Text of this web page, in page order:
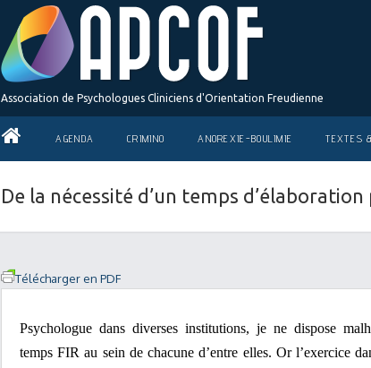
Association de Psychologues Cliniciens d'Orientation Freudienne
AGENDA CRIMINO ANOREXIE-BOULIMIE TEXTES
De la nécessité d’un temps
Télécharger en PDF
Psychologue dans diverses institutions, je ne dispose
temps FIR au sein de chacune d’entre elles. Or l’exercice